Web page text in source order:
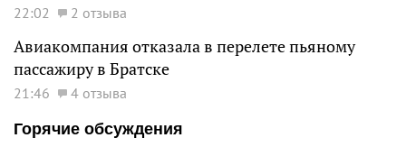
22:02 2 отзыва
Авиакомпания отказала в перелете пьяному
пассажиру в Братске
21:46
4 отзыва
Горячие обсуждения